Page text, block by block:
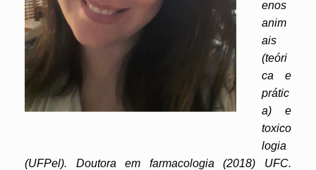
enos
anim
ais
(teóri
ca e
prátic
a) e
toxico
logia
(UFPel). Doutora em farmacologia (2018) UFC.